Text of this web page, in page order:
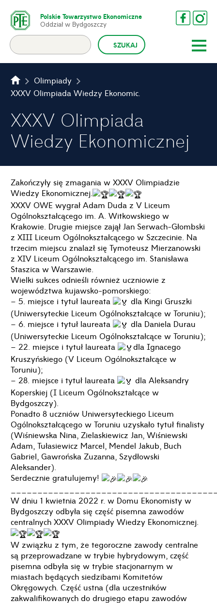
Polskie Towarzystwo Ekonomiczne
Oddział w Bydgoszczy
Olimpiady
XXXV Olimpiada Wiedzy Ekonomicznej
XXXV Olimpiada
Wiedzy Ekonomicznej
Zakończyły się zmagania w XXXV Olimpiadzie
Wiedzy Ekonomicznej.
XXXV OWE wygrał Adam Duda z V Liceum
Ogólnokształcącego im. A. Witkowskiego w
Krakowie. Drugie miejsce zajął Jan Serwach-Głombski
z XIII Liceum Ogólnokształcącego w Szczecinie. Na
trzecim miejscu znalazł się Tymoteusz Mierzanowski
z XIV Liceum Ogólnokształcącego im. Stanisława
Staszica w Warszawie.
Wielki sukces odnieśli również uczniowie z
województwa kujawsko-pomorskiego:
– 5. miejsce i tytuł laureata
dla Kingi Gruszki
(Uniwersyteckie Liceum Ogólnokształcące w Toruniu);
– 6. miejsce i tytuł laureata
dla Daniela Durau
(Uniwersyteckie Liceum Ogólnokształcące w Toruniu);
– 22. miejsce i tytuł laureata
dla Ignacego
Kruszyńskiego (V Liceum Ogólnokształcące w
Toruniu);
– 28. miejsce i tytuł laureata
dla Aleksandry
Koperskiej (I Liceum Ogólnokształcące w
Bydgoszczy).
Ponadto 8 uczniów Uniwersyteckiego Liceum
Ogólnokształcącego w Toruniu uzyskało tytuł finalisty
(Wiśniewska Nina, Zielaskiewicz Jan, Wiśniewski
Adam, Tułasiewicz Marcel, Mendel Jakub, Buch
Gabriel, Gawrońska Zuzanna, Szydłowski
Aleksander).
Serdecznie gratulujemy!
W dniu 1 kwietnia 2022 r. w Domu Ekonomisty w
Bydgoszczy odbyła się część pisemna zawodów
centralnych XXXV Olimpiady Wiedzy Ekonomicznej.
W związku z tym, że tegoroczne zawody centralne
są przeprowadzane w trybie hybrydowym, część
pisemna odbyła się w trybie stacjonarnym w
miastach będących siedzibami Komitetów
Okręgowych. Część ustna (dla uczestników
zakwalifikowanych do drugiego etapu zawodów